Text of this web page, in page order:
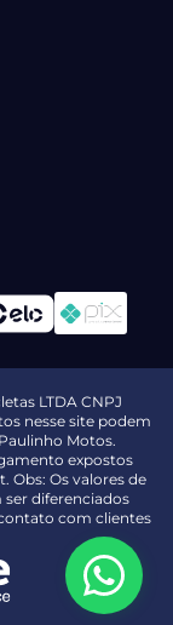
LTDA CNPJ
nesse site podem
Motos.
expostos
Obs: Os valores de
diferenciados
com clientes